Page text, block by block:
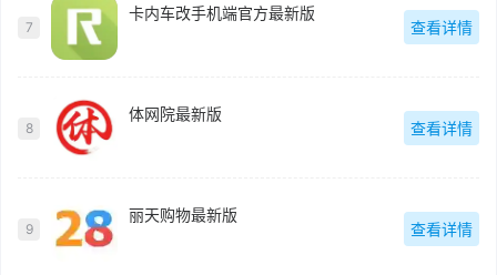
7
卡内车改手机端官方最新版
查看详情
8
体网院最新版
查看详情
9
丽天购物最新版
查看详情